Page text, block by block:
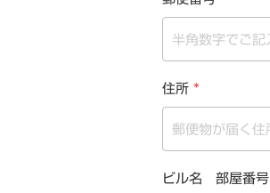
住所*
ビル名 部屋番号